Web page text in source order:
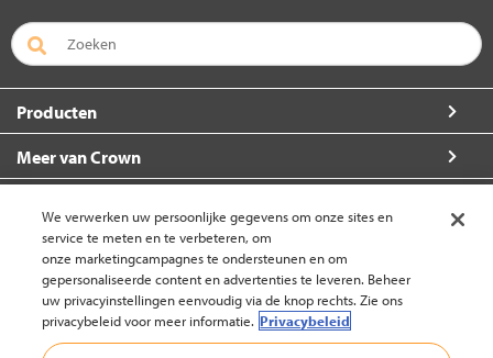
Producten
Meer van Crown
Zo kunt u ons bereiken
We verwerken uw persoonlijke gegevens om onze sites en
service te meten en te verbeteren, om
onze marketingcampagnes te ondersteunen en om
gepersonaliseerde content en advertenties te leveren. Beheer
uw privacyinstellingen eenvoudig via de knop rechts. Zie ons
privacybeleid voor meer informatie. Privacybeleid